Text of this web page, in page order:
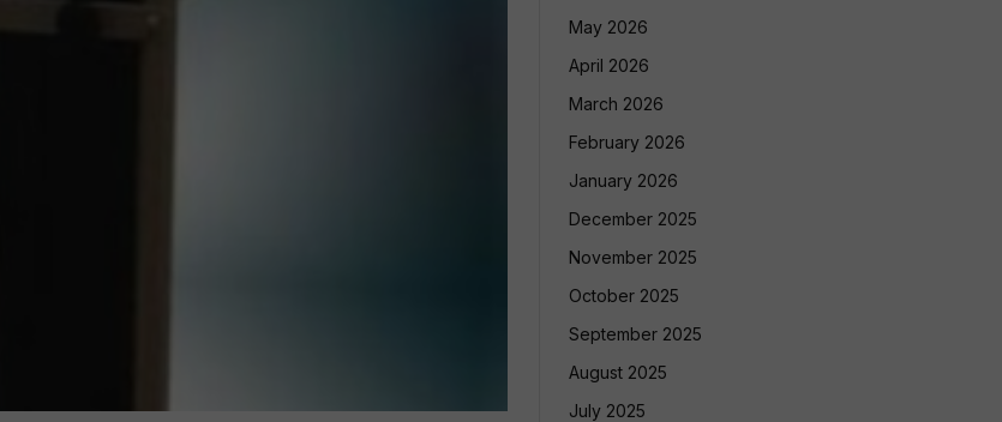
May 2026
April 2026
March 2026
February 2026
January 2026
December 2025
November 2025
October 2025
September 2025
August 2025
July 2025